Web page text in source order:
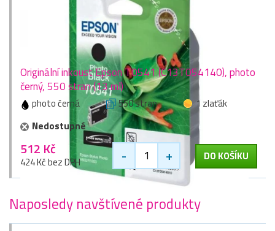
Originální inkoust Epson T0541 (C13T054140), photo
černý, 550 stran (13 ml)
photo černá 550 stran
1 zlaťák
Nedostupné
512 Kč
424 Kč bez DPH - + DO KOŠÍKU
Naposledy navštívené produkty